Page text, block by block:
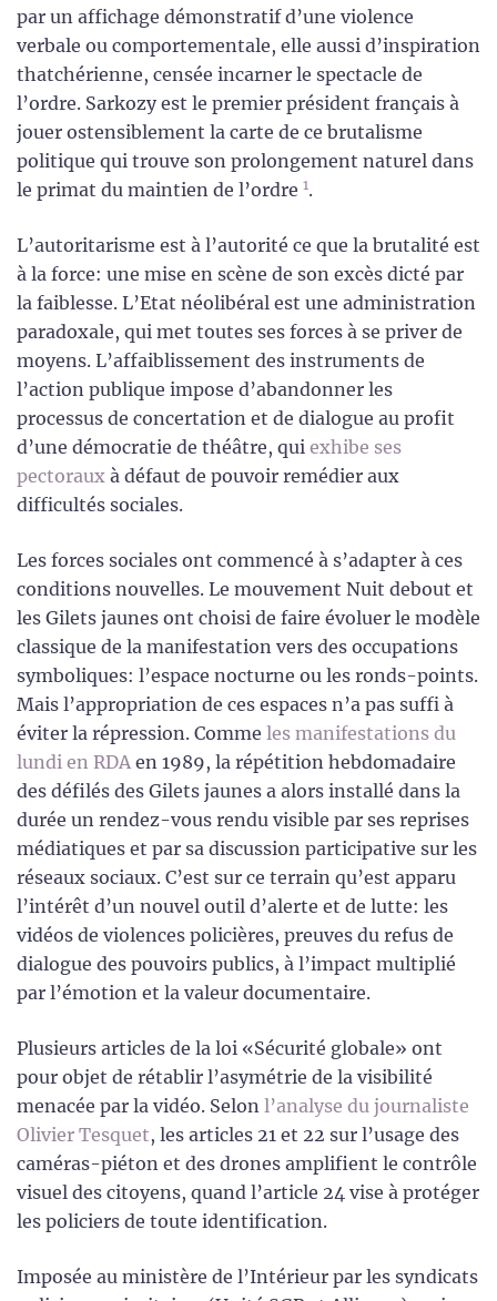
par un affichage démonstratif d’une violence
verbale ou comportementale, elle aussi d’inspiration
thatchérienne, censée incarner le spectacle de
l’ordre. Sarkozy est le premier président français à
jouer ostensiblement la carte de ce brutalisme
politique qui trouve son prolongement naturel dans
le primat du maintien de l’ordre 1.
L’autoritarisme est à l’autorité ce que la brutalité est
à la force: une mise en scène de son excès dicté par
la faiblesse. L’Etat néolibéral est une administration
paradoxale, qui met toutes ses forces à se priver de
moyens. L’affaiblissement des instruments de
l’action publique impose d’abandonner les
processus de concertation et de dialogue au profit
d’une démocratie de théâtre, qui exhibe ses
pectoraux à défaut de pouvoir remédier aux
difficultés sociales.
Les forces sociales ont commencé à s’adapter à ces
conditions nouvelles. Le mouvement Nuit debout et
les Gilets jaunes ont choisi de faire évoluer le modèle
classique de la manifestation vers des occupations
symboliques: l’espace nocturne ou les ronds-points.
Mais l’appropriation de ces espaces n’a pas suffi à
éviter la répression. Comme les manifestations du
lundi en RDAen 1989, la répétition hebdomadaire
des défilés des Gilets jaunes a alors installé dans la
durée un rendez-vous rendu visible par ses reprises
médiatiques et par sa discussion participative sur les
réseaux sociaux. C’est sur ce terrain qu’est apparu
l’intérêt d’un nouvel outil d’alerte et de lutte: les
vidéos de violences policières, preuves du refus de
dialogue des pouvoirs publics, à l’impact multiplié
par l’émotion et la valeur documentaire.
Plusieurs articles de la loi «Sécurité globale» ont
pour objet de rétablir l’asymétrie de la visibilité
menacée par la vidéo. Selon l’analyse du journaliste
Olivier Tesquet, les articles 21 et 22 sur l’usage des
caméras-piéton et des drones amplifient le contrôle
visuel des citoyens, quand l’article 24 vise à protéger
les policiers de toute identification.
Imposée au ministère de l’Intérieur par les syndicats